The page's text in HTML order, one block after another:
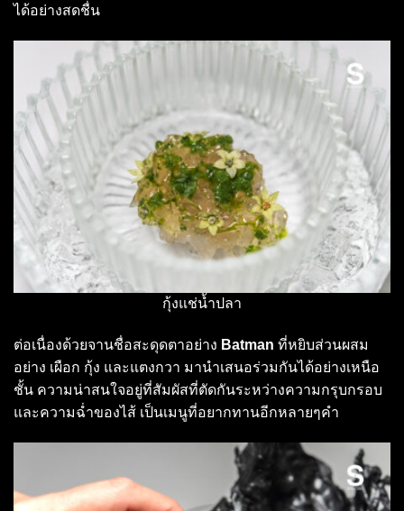
ได้อย่างสดชื่น
กุ้งแช่น้ำปลา
ต่อเนื่องด้วยจานชื่อสะดุดตาอย่าง Batman ที่หยิบส่วนผสม
อย่าง เผือก กุ้ง และแตงกวา มานำเสนอร่วมกันได้อย่างเหนือ
ชั้น ความน่าสนใจอยู่ที่สัมผัสที่ตัดกันระหว่างความกรุบกรอบ
และความฉ่ำของไส้ เป็นเมนูที่อยากทานอีกหลายๆคำ